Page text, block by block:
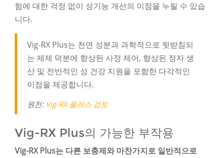
험에 대한 걱정 없이 성기능 개선의 이점을 누릴 수 있습
니다.
Vig-RX Plus는 천연 성분과 과학적으로 뒷받침되
는 제제 덕분에 향상된 사정 제어, 향상된 정자 생
산 및 전반적인 성 건강 지원을 포함한 다각적인
이점을 제공합니다.
원천: Vig-RX 플러스 검토
Vig-RX Plus의 가능한 부작용
Vig-RX Plus는 다른 보충제와 마찬가지로 일반적으로